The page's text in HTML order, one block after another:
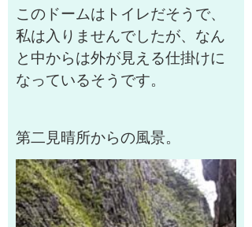
このドームはトイレだそうで、
私は入りませんでしたが、なん
と中からは外が見える仕掛けに
なっているそうです。
第二見晴所からの風景。